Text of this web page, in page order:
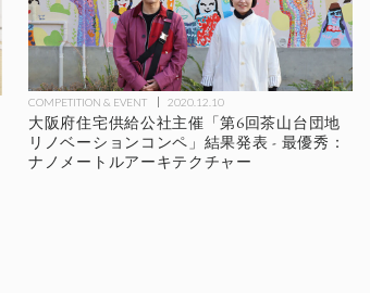
COMPETITION & EVENT 2020.12.10
大阪府住宅供給公社主催「第6回茶山台団地
リノベーションコンペ」結果発表 - 最優秀：
ナノメートルアーキテクチャー